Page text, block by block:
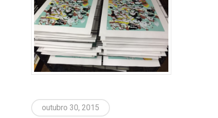
outubro 30, 2015